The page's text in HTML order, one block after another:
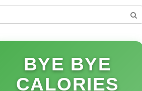
BYE BYE
CALORIES